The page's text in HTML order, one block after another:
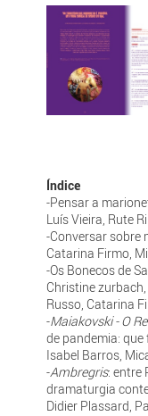
Índice
-Pensar a
Luís Vieira, Rute
-Conversar sobre
Catarina Firmo,
-Os Bonecos de
Christine
Russo, Catarina
-Maiakovski - O
de pandemia:
Isabel Barros,
-Ambregris: entre
dramaturgia
Didier Plassard,